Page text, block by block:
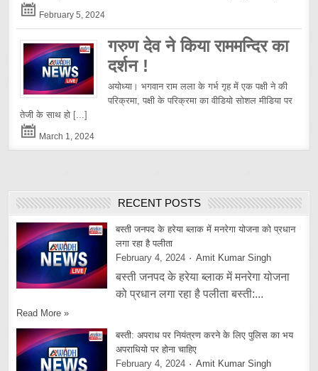
February 5, 2024
गरुण देव ने किया राममन्दिर का
दर्शन !
अयोध्या। भगवान राम लला के गर्भ गृह में एक पक्षी ने की
परिक्रमा, पक्षी के परिक्रमा का वीडियो सोशल मीडिया पर
तेजी के साथ हो [...]
March 1, 2024
RECENT POSTS
बस्ती जनपद के हरेया ब्लाक में मनरेगा योजना को प्रधान
लगा रहा है पलीता
February 4, 2024
Amit Kumar Singh
बस्ती जनपद के हरेया ब्लाक में मनरेगा योजना
को प्रधान लगा रहा है पलीता बस्ती:...
Read More »
बस्ती: अपराध पर नियंत्रण करने के लिए पुलिस का भय
अपराधियो पर होना चाहिए
February 4, 2024
Amit Kumar Singh